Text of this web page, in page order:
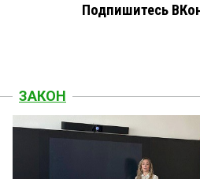
Подпишитесь
ЗАКОН